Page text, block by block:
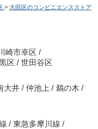
> 大田区のコンビニエンスストア
崎市幸区 /
区 / 世田谷区
大井 / 仲池上 / 鵜の木 /
/ 東急多摩川線 /